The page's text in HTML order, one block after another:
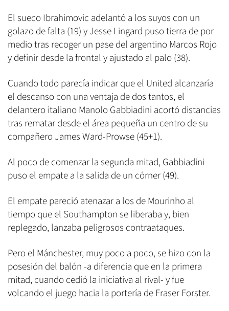
El sueco Ibrahimovic adelantó a los suyos con un
golazo de falta (19) y Jesse Lingard puso tierra de por
medio tras recoger un pase del argentino Marcos Rojo
y definir desde la frontal y ajustado al palo (38).
Cuando todo parecía indicar que el United alcanzaría
el descanso con una ventaja de dos tantos, el
delantero italiano Manolo Gabbiadini acortó distancias
tras rematar desde el área pequeña un centro de su
compañero James Ward-Prowse (45+1).
Al poco de comenzar la segunda mitad, Gabbiadini
puso el empate a la salida de un córner (49).
El empate pareció atenazar a los de Mourinho al
tiempo que el Southampton se liberaba y, bien
replegado, lanzaba peligrosos contraataques.
Pero el Mánchester, muy poco a poco, se hizo con la
posesión del balón -a diferencia que en la primera
mitad, cuando cedió la iniciativa al rival- y fue
volcando el juego hacia la portería de Fraser Forster.